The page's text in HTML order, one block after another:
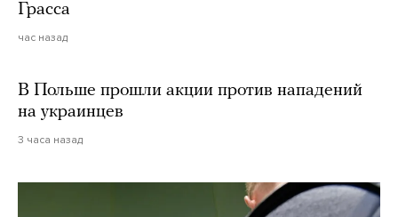
Грасса
час назад
В Польше прошли акции против нападений
на украинцев
3 часа назад